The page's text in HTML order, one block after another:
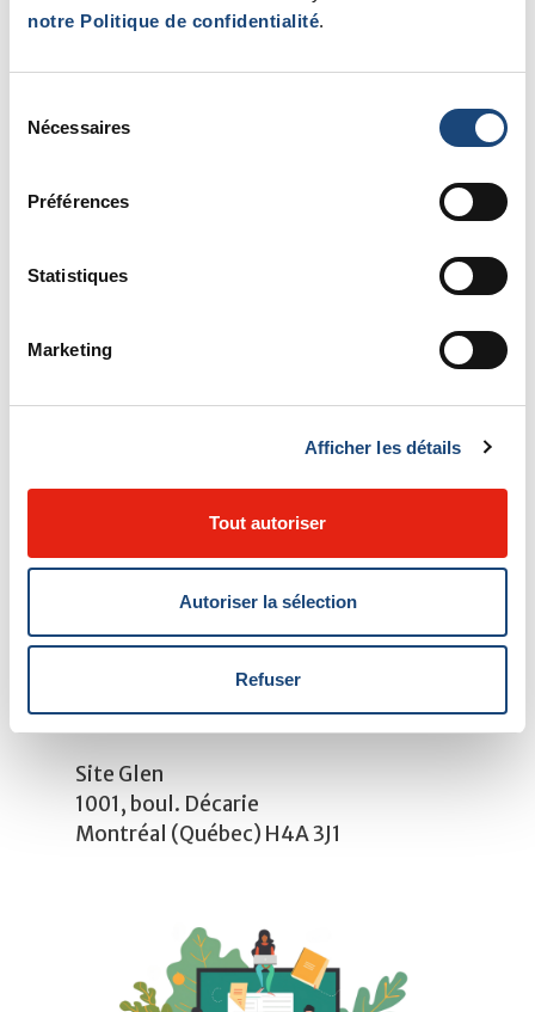
notre Politique de confidentialité.
Nécessaires
Préférences
Statistiques
Marketing
Afficher les détails
Tout autoriser
Autoriser la sélection
Refuser
processus de don.
donorganestissus@muhc.mcgill.ca
Téléphone:514 934-1934, poste
Andrew ChanRN, BSN​
514 934-1934
32810
Site Glen
1001, boul. Décarie
Montréal (Québec) H4A 3J1